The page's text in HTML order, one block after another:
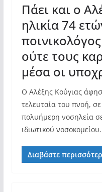
Πάει και ο
ηλικία 74
ούτε τους
μέσα οι
Ο Αλέξης Κούγιας
τελευταία του πνοή,
πολυήμερη νοσηλεία
ιδιωτικού
Διαβάστε